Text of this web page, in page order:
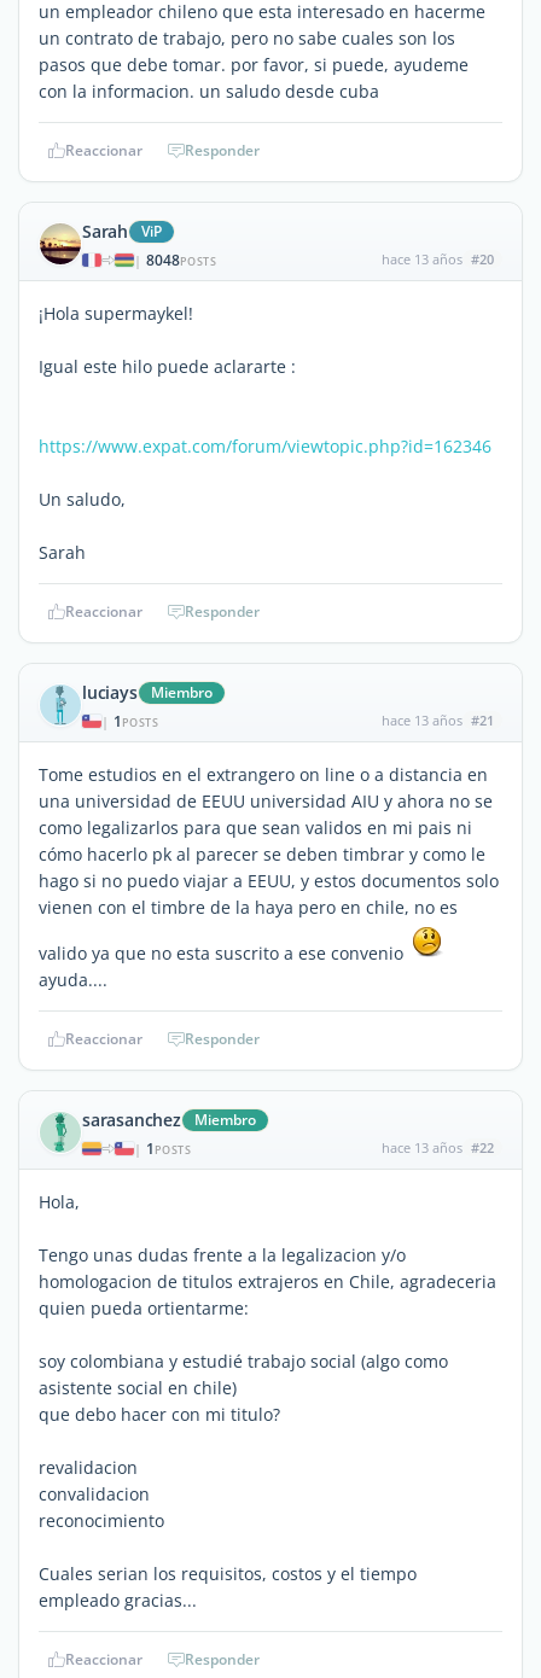
un empleador chileno que esta interesado en hacerme
un contrato de trabajo, pero no sabe cuales son los
pasos que debe tomar. por favor, si puede, ayudeme
con la informacion. un saludo desde cuba
Reaccionar Responder
Sarah ViP
| 8048POSTS hace 13 años #20
¡Hola supermaykel!
Igual este hilo puede aclararte :
https://www.expat.com/forum/viewtopic.php?id=162346
Un saludo,
Sarah
Reaccionar Responder
luciays Miembro
| 1 POSTS hace 13 años #21
Tome estudios en el extrangero on line o a distancia en
una universidad de EEUU universidad AIU y ahora no se
como legalizarlos para que sean validos en mi pais ni
cómo hacerlo pk al parecer se deben timbrar y como le
hago si no puedo viajar a EEUU, y estos documentos solo
vienen con el timbre de la haya pero en chile, no es
valido ya que no esta suscrito a ese convenio
ayuda....
Reaccionar Responder
sarasanchez Miembro
| 1 POSTS hace 13 años #22
Hola,
Tengo unas dudas frente a la legalizacion y/o
homologacion de titulos extrajeros en Chile, agradeceria
quien pueda ortientarme:
soy colombiana y estudié trabajo social (algo como
asistente social en chile)
que debo hacer con mi titulo?
revalidacion
convalidacion
reconocimiento
Cuales serian los requisitos, costos y el tiempo
empleado gracias...
Reaccionar Responder